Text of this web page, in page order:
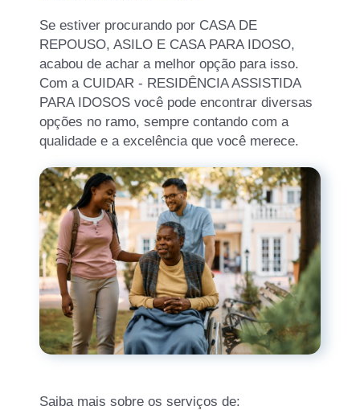
Se estiver procurando por CASA DE
REPOUSO, ASILO E CASA PARA IDOSO,
acabou de achar a melhor opção para isso.
Com a CUIDAR - RESIDÊNCIA ASSISTIDA
PARA IDOSOS você pode encontrar diversas
opções no ramo, sempre contando com a
qualidade e a excelência que você merece.
Saiba mais sobre os serviços de: